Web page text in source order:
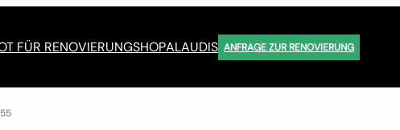
FÜR RENOVIERUNGSHOPALAUDIS ANFRAGE ZUR RENOVIERUNG